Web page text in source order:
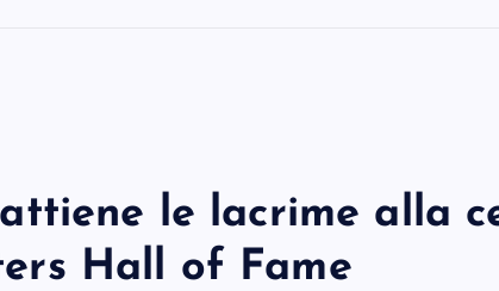
le lacrime alla
Hall of Fame